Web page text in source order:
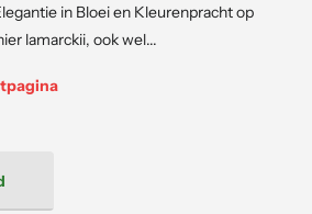
in Bloei en Kleurenpracht op
lamarckii, ook wel...